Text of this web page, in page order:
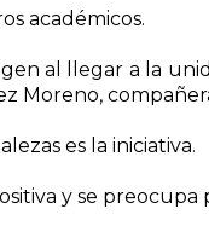
académicos.
al llegar a la
Moreno,
es la iniciativa.
y se preocupa